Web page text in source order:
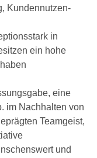
Kundennutzen-
in
ein hohe
eine
im Nachhalten von
Teamgeist,
und